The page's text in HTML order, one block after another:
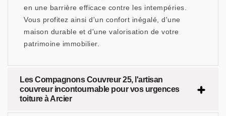
en une barrière efficace contre les intempéries.
Vous profitez ainsi d'un confort inégalé, d'une
maison durable et d'une valorisation de votre
patrimoine immobilier.
Les Compagnons Couvreur 25, l'artisan
couvreur incontournable pour vos urgences
toiture à Arcier